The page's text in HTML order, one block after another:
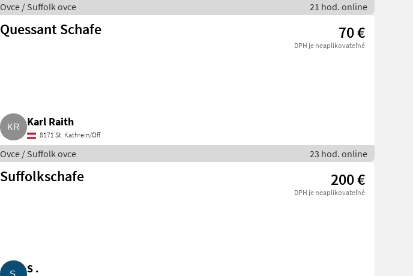
Ovce / Suffolk ovce 21 hod. online
Quessant Schafe 70 €
DPH je neaplikovateľné
Karl Raith
8171 St. Kathrein/Off
Ovce / Suffolk ovce 23 hod. online
Suffolkschafe 200 €
DPH je neaplikovateľné
S .